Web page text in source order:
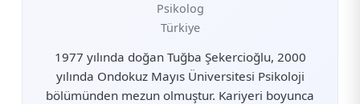
Psikolog
Türkiye
1977 yılında doğan Tuğba Şekercioğlu, 2000
yılında Ondokuz Mayıs Üniversitesi Psikoloji
bölümünden mezun olmuştur. Kariyeri boyunca